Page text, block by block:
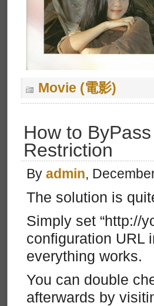
Movie (電影)
How to
Restriction
By admin,
The solution is
Simply set “http://
configuration URL
everything works.
You can double
afterwards by